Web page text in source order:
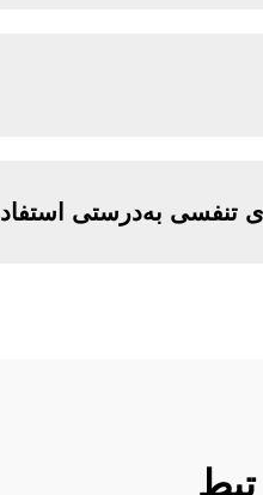
تنفسی به‌درستی